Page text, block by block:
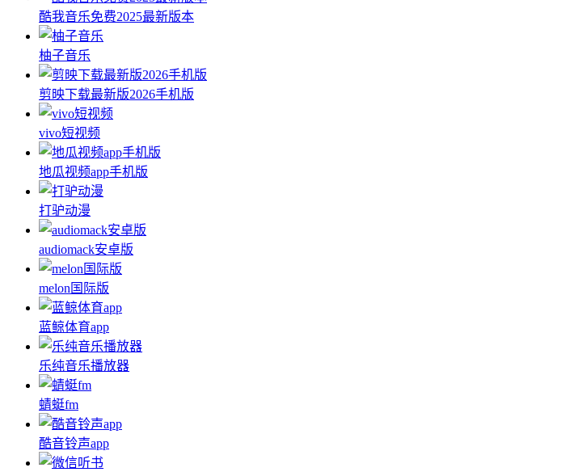
酷我音乐免费2025最新版本
柚子音乐
剪映下载最新版2026手机版
vivo短视频
地瓜视频app手机版
打驴动漫
audiomack安卓版
melon国际版
蓝鲸体育app
乐纯音乐播放器
蜻蜓fm
酷音铃声app